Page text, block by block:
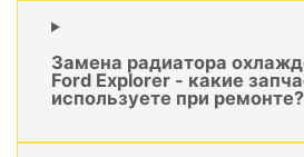
Замена радиатора
Ford Explorer - какие
используете при ремонте?